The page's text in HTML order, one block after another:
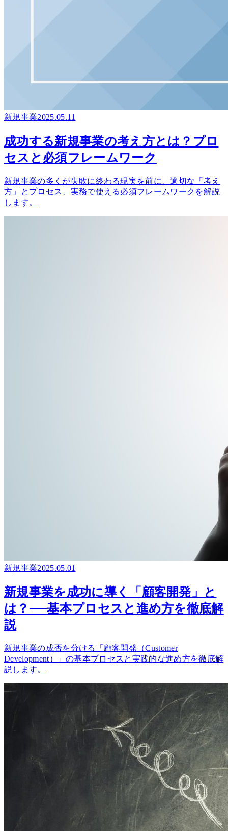
新規事業2025.05.11
成功する新規事業の考え方とは？プロ
セスと必須フレームワーク
新規事業の多くが失敗に終わる現実を前に、適切な「考え
方」とプロセス、実務で使える必須フレームワークを解説
します。
新規事業2025.05.01
新規事業を成功に導く「顧客開発」と
は？──基本プロセスと進め方を徹底解
説
新規事業の成否を分ける「顧客開発（Customer
Development）」の基本プロセスと実践的な進め方を徹底解
説します。